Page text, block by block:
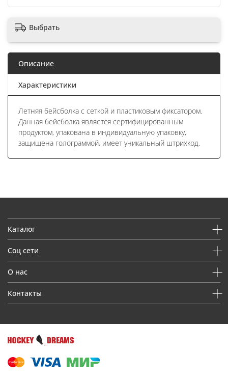
Выбрать
Описание
Характеристики
Летняя бейсболка с сеткой и пластиковым фиксатором.
Данная бейсболка является сертифицированным
продуктом, упакована в индивидуальную упаковку,
защищена голограммой, имеет уникальный штрихкод.
Каталог
Соц сети
О нас
Контакты